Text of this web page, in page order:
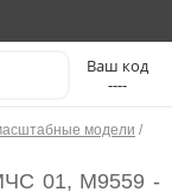
----
модели /
01, М9559 -